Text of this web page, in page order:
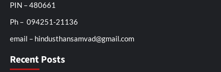
PIN – 480661
Ph – 094251-21136
email – hindusthansamvad@gmail.com
Recent Posts